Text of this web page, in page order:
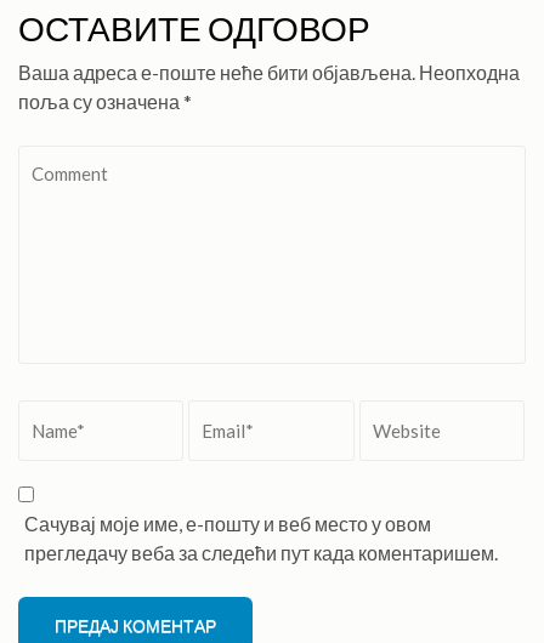
ОСТАВИТЕ ОДГОВОР
Ваша адреса е-поште неће бити објављена. Неопходна
поља су означена *
Сачувај моје име, е-пошту и веб место у овом
прегледачу веба за следећи пут када коментаришем.